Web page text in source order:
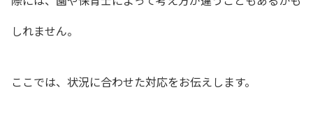
しれません。
ここでは、状況に合わせた対応をお伝えします。